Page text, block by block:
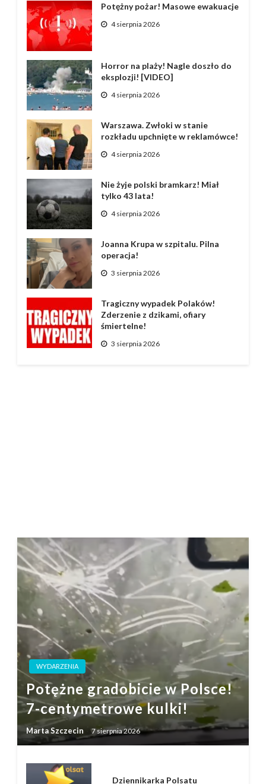
Potężny pożar! Masowe ewakuacje
4 sierpnia 2026
Horror na plaży! Nagle doszło do
eksplozji! [VIDEO]
4 sierpnia 2026
Warszawa. Zwłoki w stanie
rozkładu upchnięte w reklamówce!
4 sierpnia 2026
Nie żyje polski bramkarz! Miał
tylko 43 lata!
4 sierpnia 2026
Joanna Krupa w szpitalu. Pilna
operacja!
3 sierpnia 2026
Tragiczny wypadek Polaków!
Zderzenie z dzikami, ofiary
śmiertelne!
3 sierpnia 2026
WYDARZENIA
Potężne gradobicie w Polsce!
7-centymetrowe kulki!
Marta Szczecin 7 sierpnia 2026
Dziennikarka Polsatu